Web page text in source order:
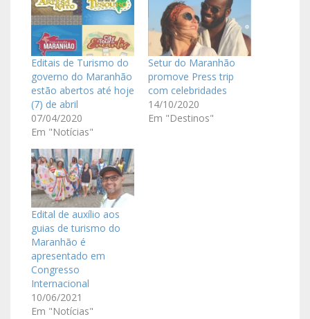
Editais de Turismo do
governo do Maranhão
estão abertos até hoje
(7) de abril
07/04/2020
Em "Notícias"
Setur do Maranhão
promove Press trip
com celebridades
14/10/2020
Em "Destinos"
Edital de auxílio aos
guias de turismo do
Maranhão é
apresentado em
Congresso
Internacional
10/06/2021
Em "Notícias"